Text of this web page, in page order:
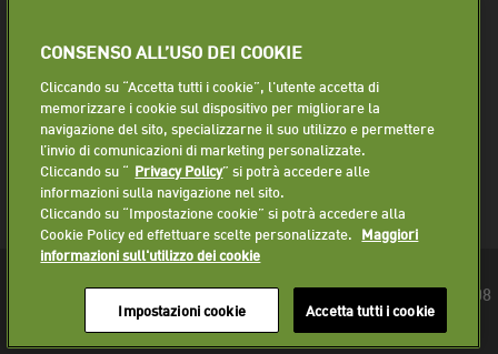
Fax. 0588 86940
Segui la pagina
Lavora con noi
© 2018 Cassa di Risparmio di Volterra S.p.A. - P.IVA 01225610508
CONSENSO ALL’USO DEI COOKIE
Cliccando su “Accetta tutti i cookie”, l'utente accetta di
memorizzare i cookie sul dispositivo per migliorare la
navigazione del sito, specializzarne il suo utilizzo e permettere
l’invio di comunicazioni di marketing personalizzate.
Cliccando su “ Privacy Policy” si potrà accedere alle
informazioni sulla navigazione nel sito.
Cliccando su “Impostazione cookie” si potrà accedere alla
Cookie Policy ed effettuare scelte personalizzate. Maggiori
informazioni sull'utilizzo dei cookie
Accetta tutti i cookie
Impostazioni cookie